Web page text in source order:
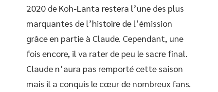
2020 de Koh-Lanta restera l’une des plus
marquantes de l’histoire de l’émission
grâce en partie à Claude. Cependant, une
fois encore, il va rater de peu le sacre final.
Claude n’aura pas remporté cette saison
mais il a conquis le cœur de nombreux fans.